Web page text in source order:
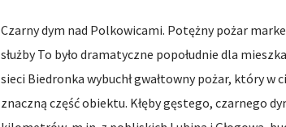
Czarny dym nad Polkowicami. Potężny pożar
służby To było dramatyczne popołudnie dla
sieci Biedronka wybuchł gwałtowny pożar, który w
znaczną część obiektu. Kłęby gęstego, czarnego